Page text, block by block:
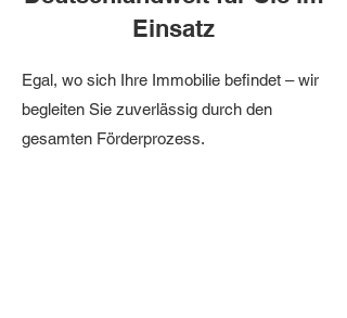
Einsatz
Egal, wo sich Ihre Immobilie befindet – wir
begleiten Sie zuverlässig durch den
gesamten Förderprozess.